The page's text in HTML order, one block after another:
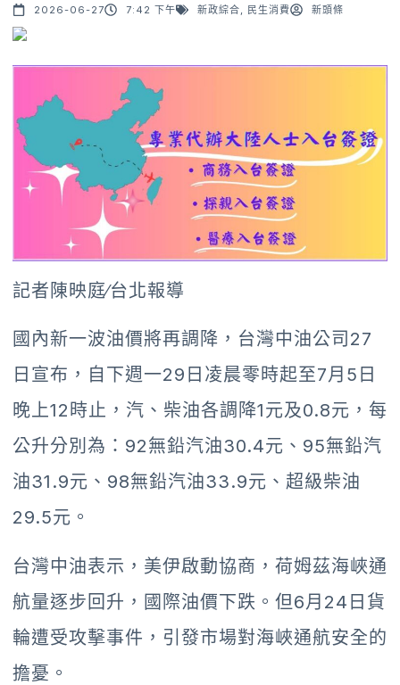
2026-06-27 7:42 下午 新政綜合 民生消費 新頭條
記者陳映庭∕台北報導
國內新一波油價將再調降，台灣中油公司27
日宣布，自下週一29日凌晨零時起至7月5日
晚上12時止，汽、柴油各調降1元及0.8元，每
公升分別為：92無鉛汽油30.4元、95無鉛汽
油31.9元、98無鉛汽油33.9元、超級柴油
29.5元。
台灣中油表示，美伊啟動協商，荷姆茲海峽通
航量逐步回升，國際油價下跌。但6月24日貨
輪遭受攻擊事件，引發市場對海峽通航安全的
擔憂。